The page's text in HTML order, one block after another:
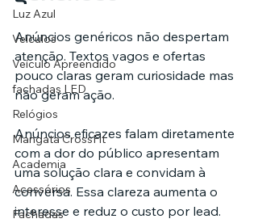
Luz Azul
Veículos
Veículo Apreendido
fachadas LED
Relógios
Mangata CrossFit
Academia
Acessórios
Fachadas
Anúncios genéricos não despertam
atenção. Textos vagos e ofertas
pouco claras geram curiosidade mas
não geram ação.
Anúncios eficazes falam diretamente
com a dor do público apresentam
uma solução clara e convidam à
conversa. Essa clareza aumenta o
interesse e reduz o custo por lead.